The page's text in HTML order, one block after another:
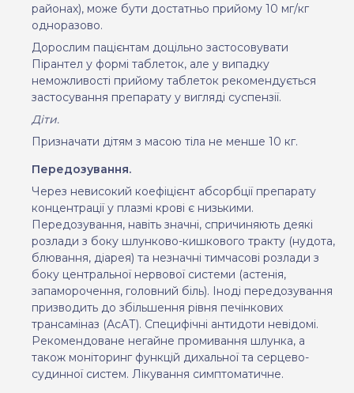
районах), може бути достатньо прийому 10 мг/кг
одноразово.
Дорослим пацієнтам доцільно застосовувати
Пірантел у формі таблеток, але у випадку
неможливості прийому таблеток рекомендується
застосування препарату у вигляді суспензії.
Діти.
Призначати дітям з масою тіла не менше 10 кг.
Передозування.
Через невисокий коефіцієнт абсорбції препарату
концентрації у плазмі крові є низькими.
Передозування, навіть значні, спричиняють деякі
розлади з боку шлунково-кишкового тракту (нудота,
блювання, діарея) та незначні тимчасові розлади з
боку центральної нервової системи (астенія,
запаморочення, головний біль). Іноді передозування
призводить до збільшення рівня печінкових
трансаміназ (АcАТ). Специфічні антидоти невідомі.
Рекомендоване негайне промивання шлунка, а
також моніторинг функцій дихальної та серцево-
судинної систем. Лікування симптоматичне.